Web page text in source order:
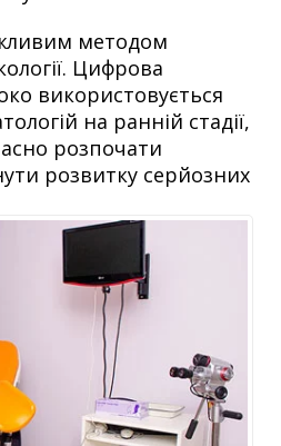
методом
Цифрова
використовується
на ранній стадії,
розпочати
розвитку серйозних